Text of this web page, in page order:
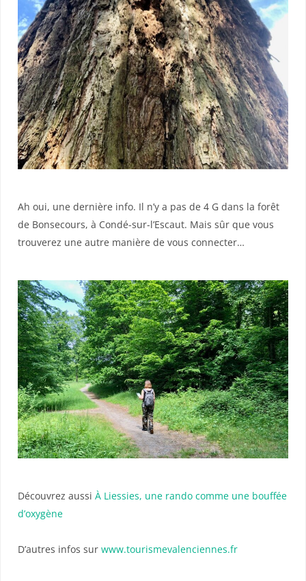
Ah oui, une dernière info. Il n’y a pas de 4 G dans la forêt
de Bonsecours, à Condé-sur-l’Escaut. Mais sûr que vous
trouverez une autre manière de vous connecter…
Découvrez aussi À Liessies, une rando comme une bouffée
d’oxygène
D’autres infos sur www.tourismevalenciennes.fr